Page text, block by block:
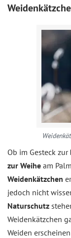
Ob im Gesteck zur
zur Weihe am
Weidenkätzchen
jedoch nicht
Naturschutz
Weidenkätzchen
Weiden